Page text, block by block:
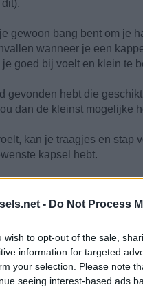
- Do Not Process
wish to opt-out of the sale,
information for targeted
your selection. Please note
seeing interest-based ads
gewoon bang bent om je
wanneer je een
goed bij voelt en klein te
gevonden hebt die
dan de kleinst mogelijke
kan je traagjes en stap
kapsel hebt.